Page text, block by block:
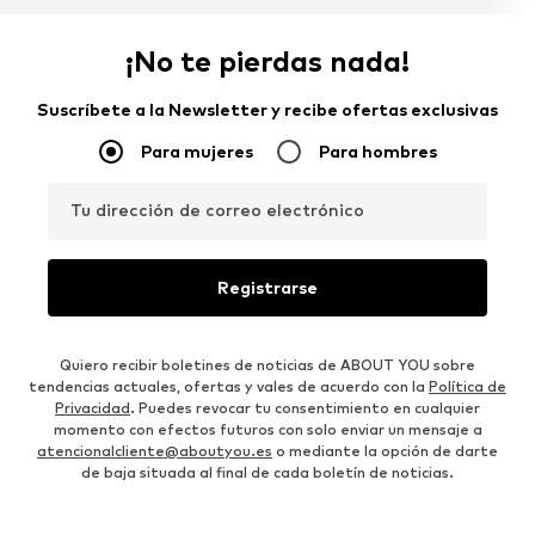
¡No te pierdas nada!
Suscríbete a la Newsletter y recibe ofertas exclusivas
Para mujeres Para hombres
Tu dirección de correo electrónico
Registrarse
Quiero recibir boletines de noticias de ABOUT YOU sobre
tendencias actuales, ofertas y vales de acuerdo con la Política de
Privacidad. Puedes revocar tu consentimiento en cualquier
momento con efectos futuros con solo enviar un mensaje a
atencionalcliente@aboutyou.es o mediante la opción de darte
de baja situada al final de cada boletín de noticias.